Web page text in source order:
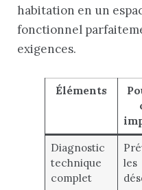
habitation en un
fonctionnel
exigences.
Éléments
Diagnostic
technique
complet
les